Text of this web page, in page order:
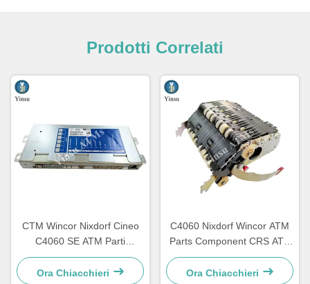
Prodotti Correlati
CTM Wincor Nixdorf Cineo
C4060 SE ATM Parti
elettronica speciale
1750147868
Ora Chiacchieri
C4060 Nixdorf Wincor ATM
Parts Component CRS ATS
Centralization Unit AU
Module 1750134478
Ora Chiacchieri